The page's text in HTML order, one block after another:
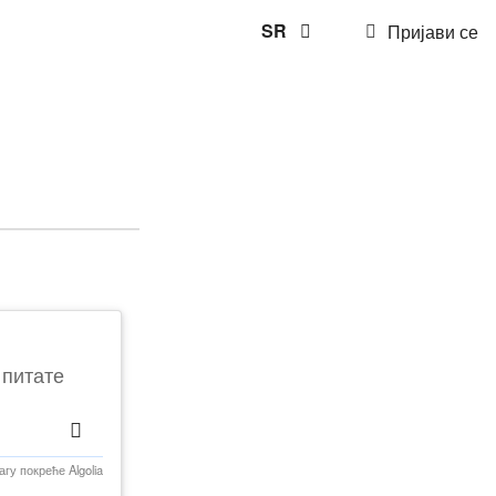
SR Пријави се
покрећеAlgolia